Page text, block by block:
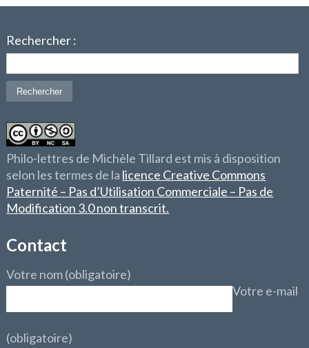
Rechercher :
Philo-lettres de Michèle Tillard est mis à disposition
selon les termes de la licence Creative Commons
Paternité – Pas d’Utilisation Commerciale – Pas de
Modification 3.0 non transcrit.
Contact
Votre nom (obligatoire)
Votre e-mail
(obligatoire)